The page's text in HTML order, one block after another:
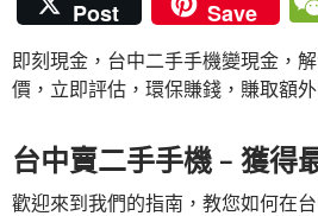
e
b
o
o
k
itt
er
er
es
t
m
bl
r
at
s
A
p
p
e
Post
Save
即刻現金，台中二手手機變現金，
價，立即評估，環保賺錢，賺取額外
台中賣二手手機 – 獲得
歡迎來到我們的指南，教您如何在